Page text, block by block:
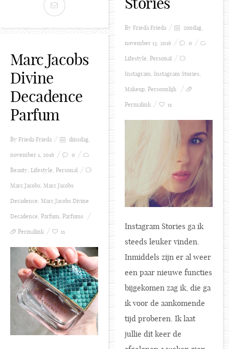
By Frieda Frieda zondag,
november 13, 2016 0
Lifestyle, Personal
Instagram, Instagram Stories,
Makeup, Persoonlijk
Permalink 11
Instagram Stories ga ik
steeds leuker vinden.
Inmiddels zijn er al weer
een paar nieuwe functies
bijgekomen zag ik, die ga
ik voor de aankomende
tijd proberen. Ik laat
jullie dit keer de
Marc Jacobs
Divine
Decadence
Parfum
By Frieda Frieda dinsdag,
november 1, 2016 0
Beauty, Lifestyle, Personal
Marc Jacobs, Marc Jacobs
Decadence, Marc Jacobs Divine
Decadence, Parfum, Parfums
Permalink 11